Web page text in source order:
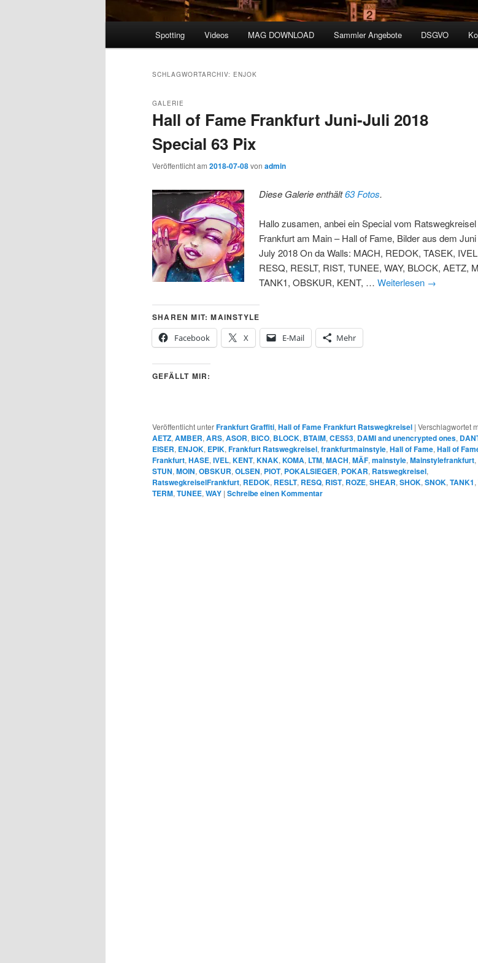
Spotting Videos MAG DOWNLOAD Sammler Angebote DSGVO
SCHLAGWORTARCHIV: ENJOK
Hall of Fame Frankfurt Juni-Juli 2018
Special 63 Pix
GALERIE
Veröffentlicht am 2018-07-08von admin
Diese Galerie enthält63 Fotos.
Hallo zusamen, anbei ein Special vom Ratswegkreisel
Frankfurt am Main – Hall of Fame, Bilder aus dem
July 2018 On da Walls: MACH, REDOK, TASEK,
RESQ, RESLT, RIST, TUNEE, WAY, BLOCK, AETZ,
TANK1, OBSKUR, KENT, …Weiterlesen →
SHAREN MIT: MAINSTYLE
Facebook
X E-Mail Mehr
GEFÄLLT MIR:
Veröffentlicht unterFrankfurt Graffiti, Hall of Fame Frankfurt Ratswegkreisel | Verschlagwortet
AETZ, AMBER, ARS, ASOR, BICO, BLOCK, BTAIM, CES53, DAMI and unencrypted ones,
EISER, ENJOK, EPIK, Frankfurt Ratswegkreisel, frankfurtmainstyle, Hall of Fame, Hall of
Frankfurt, HASE, IVEL, KENT, KNAK, KOMA, LTM, MACH, MÄF, mainstyle, Mainstylefrankfurt,
STUN, MOIN, OBSKUR, OLSEN, PIOT, POKALSIEGER, POKAR, Ratswegkreisel,
RatswegkreiselFrankfurt, REDOK, RESLT, RESQ, RIST, ROZE, SHEAR, SHOK, SNOK, TANK1,
TERM, TUNEE, WAY | Schreibe einen Kommentar